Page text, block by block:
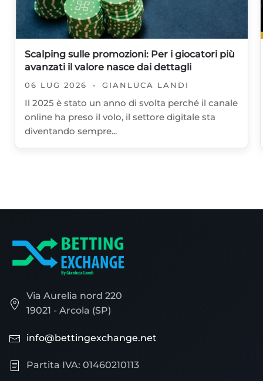
Scalping sulle promozioni: Per i giocatori più
avanzati il valore nasce dai dettagli
06 LUG 2026 • GIANLUCA LANDI
Il 2025 è stato un anno di svolta perché il canale
online ha preso il volo, il settore digitale sta
diventando sempre...
Via Aurelia nord 220
19021 - Arcola (SP)
info@bettingexchange.net
Partita IVA: 01460210113